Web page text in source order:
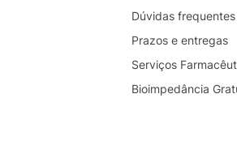
Dúvidas frequentes
Prazos e entregas
Serviços
Bioimpedância